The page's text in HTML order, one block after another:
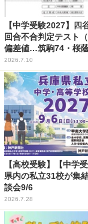
【中学受験2027】四
回合不合判定テスト（
偏差値…筑駒74・桜
2026.7.10
【高校受験】【中学
県内の私立31校が集
談会9/6
2026.7.28